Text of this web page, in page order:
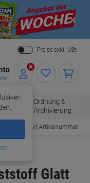
Close
Preise exkl. USt.
Ordnung &
Archivierung
Bestellen mit Artikelnummer
Glatt